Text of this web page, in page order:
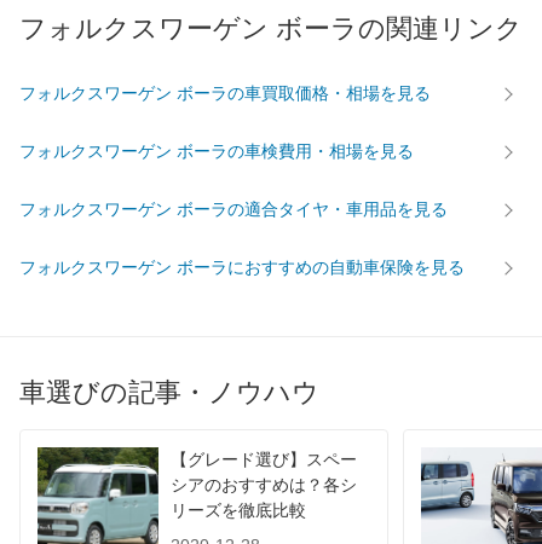
タイヤ
後輪サイズ 195/65R15 205/55R16
WLTC/市街地 -
WLTC/高速道路 - -
60km定地 -
フォルクスワーゲン ボーラの関連リンク
フォルクスワーゲン ボーラの車買取価格・相場を見る
フォルクスワーゲン ボーラの車検費用・相場を見る
フォルクスワーゲン ボーラの適合タイヤ・車用品を見る
フォルクスワーゲン ボーラにおすすめの自動車保険を見る
車選びの記事・ノウハウ
【グレード選び】スペー
シアのおすすめは？各シ
リーズを徹底比較